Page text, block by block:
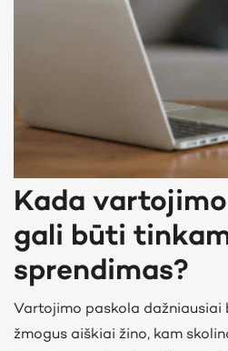
Kada
gali būti
sprendimas?
Vartojimo paskola dažniausiai
žmogus aiškiai žino, kam